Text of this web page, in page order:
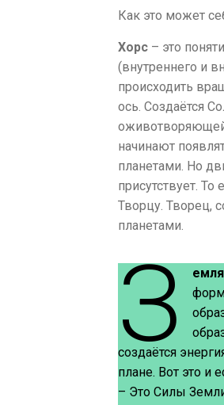
Как это может
Хорс – это
(внутреннего и
происходить
ось. Создаётся
начинают
планетами. Но
присутствует.
Творцу. Творец,
планетами.
З
создаётся
плане. Вот это и
– Это Силы